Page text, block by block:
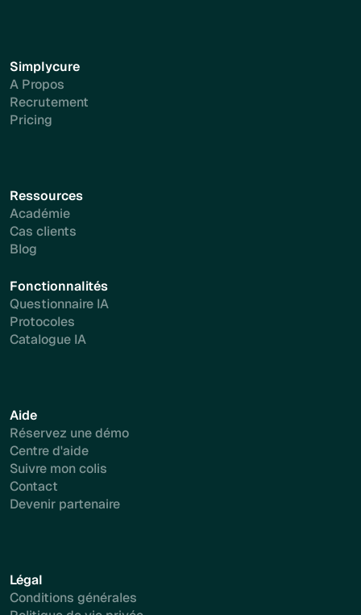
Simplycure
A Propos
Recrutement
Pricing
Ressources
Académie
Cas clients
Blog
Fonctionnalités
Questionnaire IA
Protocoles
Catalogue IA
Aide
Réservez une démo
Centre d'aide
Suivre mon colis
Contact
Devenir partenaire
Légal
Conditions générales